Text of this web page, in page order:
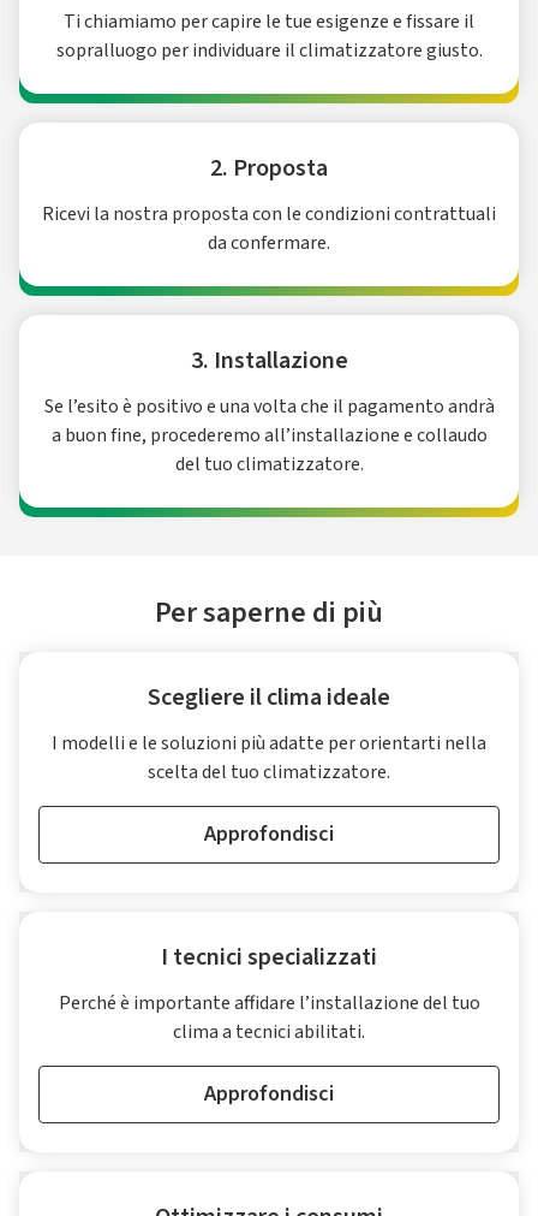
Ti chiamiamo per capire le tue esigenze e fissare il
sopralluogo per individuare il climatizzatore giusto.
2. Proposta
Ricevi la nostra proposta con le condizioni contrattuali
da confermare.
3. Installazione
Se l’esito è positivo e una volta che il pagamento andrà
a buon fine, procederemo all’installazione e collaudo
del tuo climatizzatore.
Per saperne di più
Scegliere il clima ideale
I modelli e le soluzioni più adatte per orientarti nella
scelta del tuo climatizzatore.
Approfondisci
I tecnici specializzati
Perché è importante affidare l’installazione del tuo
clima a tecnici abilitati.
Approfondisci